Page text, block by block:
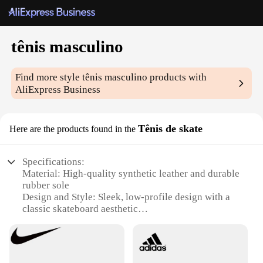
tênis masculino
Find more styletênis masculino products with
AliExpress Business
Here are the products found in the Tênis de skate
Specifications:
Material: High-quality synthetic leather and durable
rubber sole
Design and Style: Sleek, low-profile design with a
classic skateboard aesthetic
wear, and everyday comfort
Performance and Property: Excellent grip and